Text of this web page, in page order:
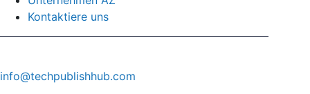
Kontaktiere uns
info@techpublishhub.com